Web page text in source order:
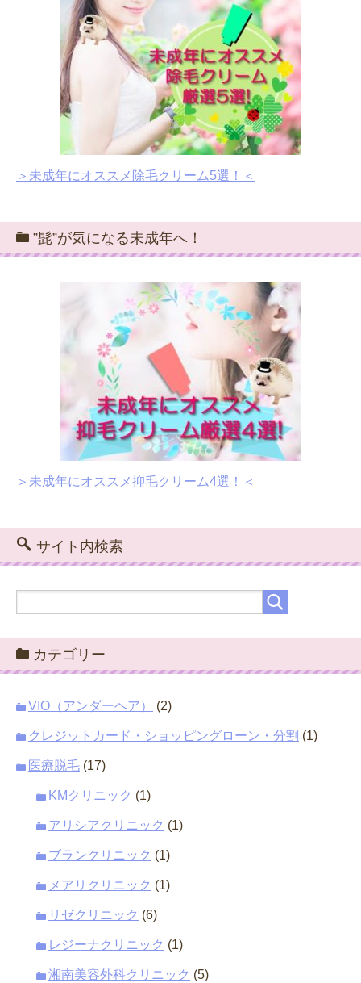
＞未成年にオススメ除毛クリーム5選！＜
”髭”が気になる未成年へ！
＞未成年にオススメ抑毛クリーム4選！＜
サイト内検索
カテゴリー
VIO（アンダーヘア） (2)
クレジットカード・ショッピングローン・分割 (1)
医療脱毛 (17)
KMクリニック (1)
アリシアクリニック (1)
ブランクリニック (1)
メアリクリニック (1)
リゼクリニック (6)
レジーナクリニック (1)
湘南美容外科クリニック (5)